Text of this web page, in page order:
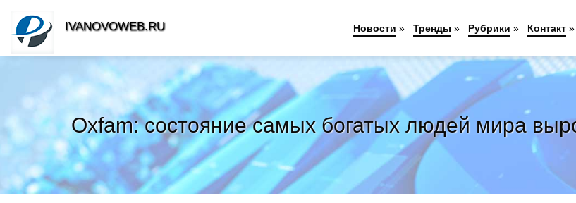
Oxfam: состояние самых богатых людей мира
IVANOVOWEB.RU Новости » Тренды » Рубрики » Контакт »